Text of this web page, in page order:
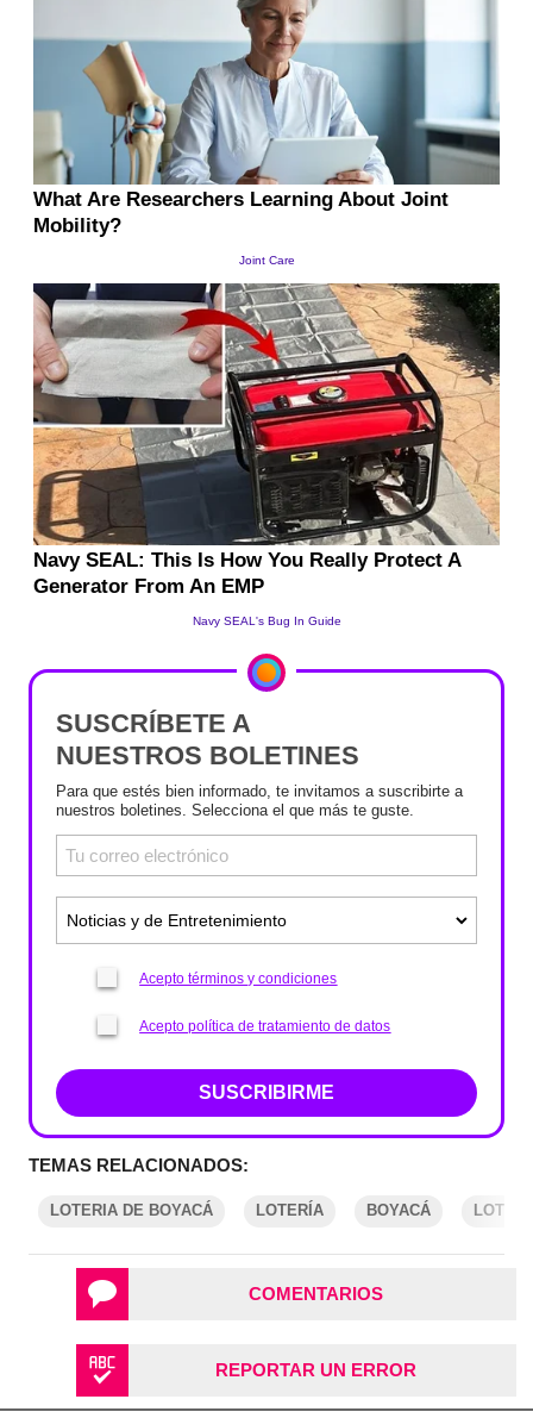
SUSCRÍBETE A
NUESTROS BOLETINES
Para que estés bien informado, te invitamos a suscribirte a
nuestros boletines. Selecciona el que más te guste.
Acepto términos y condiciones
Acepto política de tratamiento de datos
SUSCRIBIRME
TEMAS RELACIONADOS:
LOTERIA DE BOYACÁ LOTERÍA BOYACÁ
COMENTARIOS
REPORTAR UN ERROR